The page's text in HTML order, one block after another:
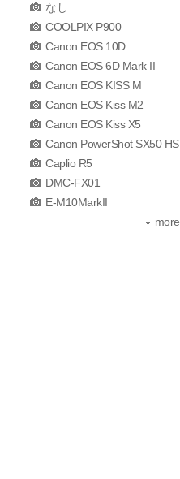
なし
COOLPIX P900
Canon EOS 10D
Canon EOS 6D Mark II
Canon EOS KISS M
Canon EOS Kiss M2
Canon EOS Kiss X5
Canon PowerShot SX50 HS
Caplio R5
DMC-FX01
E-M10MarkII
more